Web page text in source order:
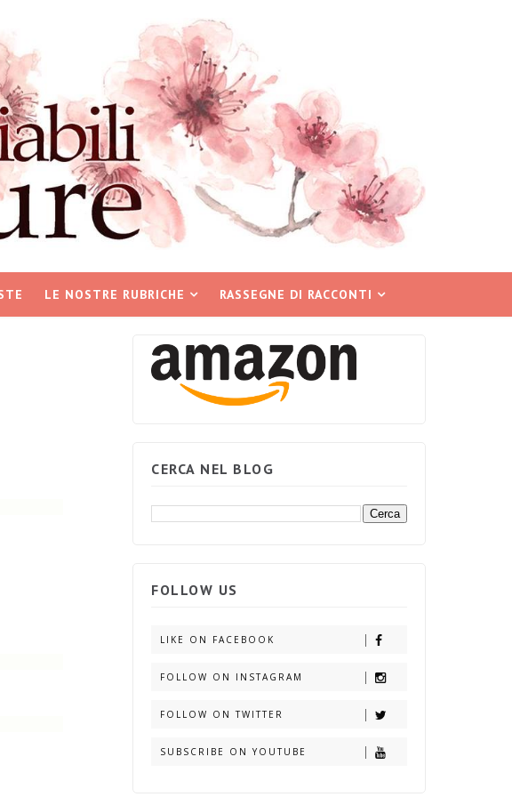
LE NOSTRE RUBRICHE RASSEGNE DI RACCONTI
CERCA NEL BLOG
FOLLOW US
LIKE ON FACEBOOK
FOLLOW ON INSTAGRAM
FOLLOW ON TWITTER
SUBSCRIBE ON YOUTUBE